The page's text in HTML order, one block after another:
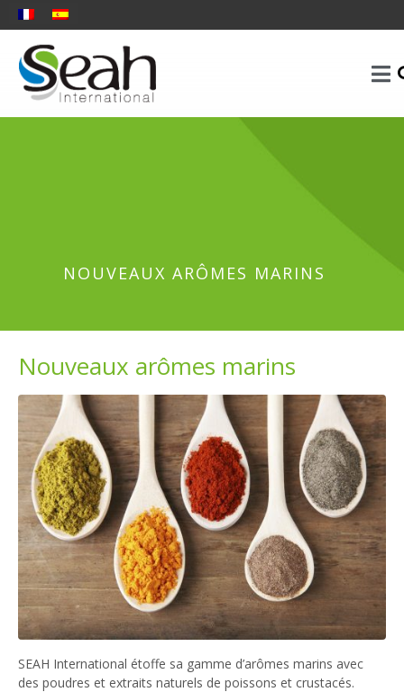
NOUVEAUX ARÔMES MARINS
Nouveaux arômes marins
SEAH International étoffe sa gamme d’arômes marins avec
des poudres et extraits naturels de poissons et crustacés.